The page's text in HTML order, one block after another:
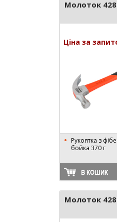
Молоток
Ціна за
Рукоятка з
бойка 370 г
В КОШИК
Молоток